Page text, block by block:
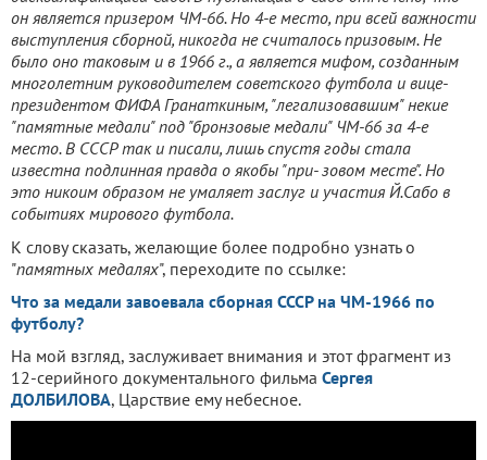
он является призером ЧМ-66. Но 4-е место, при всей важности
выступления сборной, никогда не считалось призовым. Не
было оно таковым и в 1966 г., а является мифом, созданным
многолетним руководителем советского футбола и вице-
президентом ФИФА Гранаткиным, "легализовавшим" некие
"памятные медали" под "бронзовые медали" ЧМ-66 за 4-е
место. В СССР так и писали, лишь спустя годы стала
известна подлинная правда о якобы "при- зовом месте". Но
это никоим образом не умаляет заслуг и участия Й.Сабо в
событиях мирового футбола.
К слову сказать, желающие более подробно узнать о
"памятных медалях", переходите по ссылке:
Что за медали завоевала сборная СССР на ЧМ-1966 по
футболу?
На мой взгляд, заслуживает внимания и этот фрагмент из
12-серийного документального фильма Сергея
ДОЛБИЛОВА, Царствие ему небесное.